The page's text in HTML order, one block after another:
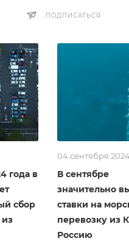
ПОДПИСАТЬСЯ
года в
сбор
из
04 сентября
В сентябре
значительно
ставки на
перевозку из
Россию